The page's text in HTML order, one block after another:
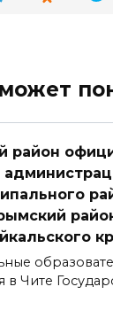
район
в Чите